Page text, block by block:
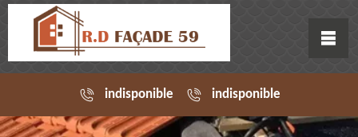
indisponible indisponible